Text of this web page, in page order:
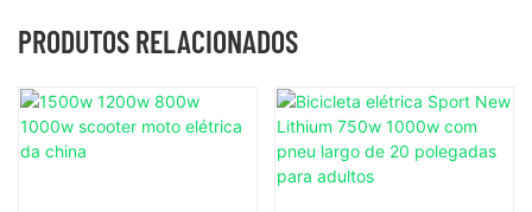
PRODUTOS RELACIONADOS